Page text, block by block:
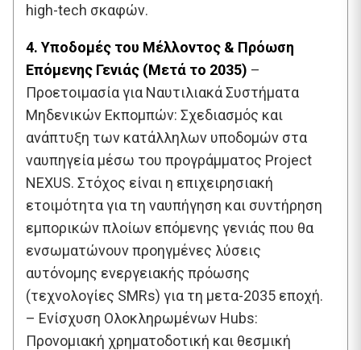
high-tech σκαφών.
4. Υποδομές του Μέλλοντος & Πρόωση
Επόμενης Γενιάς (Μετά το 2035) –
Προετοιμασία για Ναυτιλιακά Συστήματα
Μηδενικών Εκπομπών: Σχεδιασμός και
ανάπτυξη των κατάλληλων υποδομών στα
ναυπηγεία μέσω του προγράμματος Project
NEXUS. Στόχος είναι η επιχειρησιακή
ετοιμότητα για τη ναυπήγηση και συντήρηση
εμπορικών πλοίων επόμενης γενιάς που θα
ενσωματώνουν προηγμένες λύσεις
αυτόνομης ενεργειακής πρόωσης
(τεχνολογίες SMRs) για τη μετα-2035 εποχή.
– Ενίσχυση Ολοκληρωμένων Hubs:
Προνομιακή χρηματοδοτική και θεσμική